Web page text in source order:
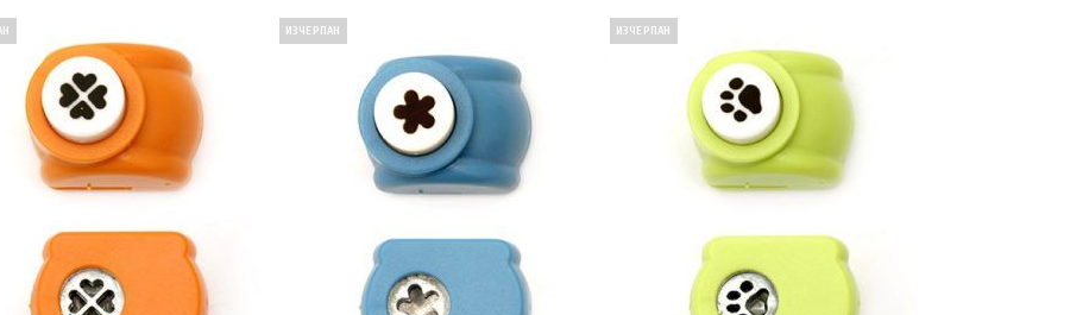
ИЗЧЕРПАН ИЗЧЕРПАН